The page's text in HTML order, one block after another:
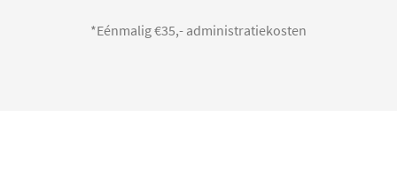
*Eénmalig €35,- administratiekosten